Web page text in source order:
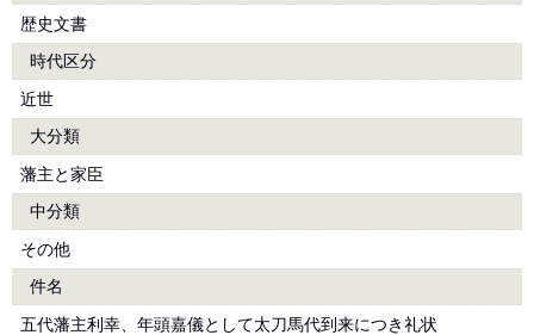
歴史文書
時代区分
近世
大分類
藩主と家臣
中分類
その他
件名
五代藩主利幸、年頭嘉儀として太刀馬代到来につき礼状